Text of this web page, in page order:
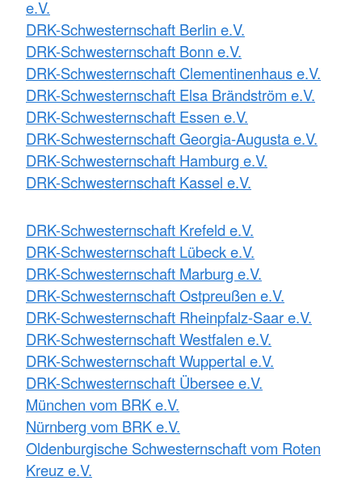
e.V.
DRK-Schwesternschaft Berlin e.V.
DRK-Schwesternschaft Bonn e.V.
DRK-Schwesternschaft Clementinenhaus e.V.
DRK-Schwesternschaft Elsa Brändström e.V.
DRK-Schwesternschaft Essen e.V.
DRK-Schwesternschaft Georgia-Augusta e.V.
DRK-Schwesternschaft Hamburg e.V.
DRK-Schwesternschaft Kassel e.V.
DRK-Schwesternschaft Krefeld e.V.
DRK-Schwesternschaft Lübeck e.V.
DRK-Schwesternschaft Marburg e.V.
DRK-Schwesternschaft Ostpreußen e.V.
DRK-Schwesternschaft Rheinpfalz-Saar e.V.
DRK-Schwesternschaft Westfalen e.V.
DRK-Schwesternschaft Wuppertal e.V.
DRK-Schwesternschaft Übersee e.V.
München vom BRK e.V.
Nürnberg vom BRK e.V.
Oldenburgische Schwesternschaft vom Roten
Kreuz e.V.